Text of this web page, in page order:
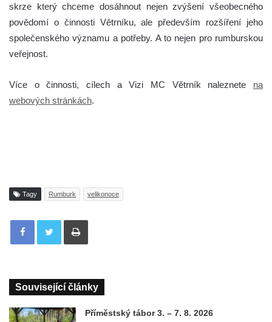
skrze který chceme dosáhnout nejen zvýšení všeobecného
povědomí o činnosti Větrníku, ale především rozšíření jeho
společenského významu a potřeby. A to nejen pro rumburskou
veřejnost.
Více o činnosti, cílech a Vizi MC Větrník naleznete na
webových stránkách.
Tagy Rumburk velikonoce
Tisknout
Související články
Příměstský tábor 3. – 7. 8. 2026